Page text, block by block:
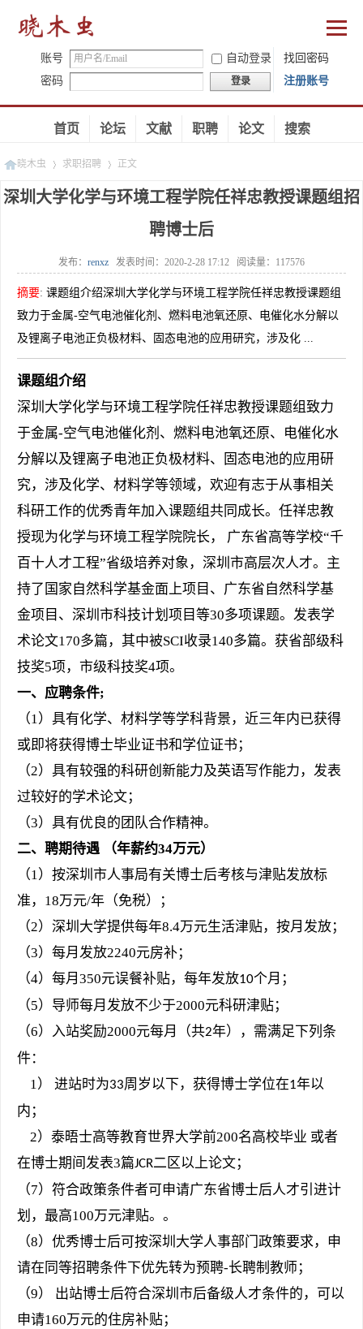
账号 自动登录
找回密码
密码
登录 注册账号
首页 论坛 文献 职聘 论文 搜索
晓木虫 求职招聘 正文
深圳大学化学与环境工程学院任祥忠教授课题组招
聘博士后
发布： renxz 发表时间： 2020-2-28 17:12 阅读量： 117576
摘要: 课题组介绍深圳大学化学与环境工程学院任祥忠教授课题组
致力于金属-空气电池催化剂、燃料电池氧还原、电催化水分解以
及锂离子电池正负极材料、固态电池的应用研究，涉及化 ...
课题组介绍
深圳大学化学与环境工程学院任祥忠教授课题组致力
于金属-空气电池催化剂、 燃料电池氧还原、 电催化水
分解以及锂离子电池正负极材料、固态电池的应用研
究，涉及化学、材料学等领域，欢迎有志于从事相关
科研工作的优秀青年加入课题组共同成长。 任祥忠教
授现为化学与环境工程学院院长 ， 广东省高等学校“千
百十人才工程”省级培养对象 ，深圳市高层次人才。 主
持了国家自然科学基金面上项目、广东省自然科学基
金项目、深圳市科技计划项目等30多项课题。发表学
术论文170多篇，其中被SCI收录140多篇。获省部级科
技奖5项，市级科技奖4项。
一、应聘条件;
（1） 具有化学、材料学等学科背景， 近三年内已获得
或即将获得博士毕业证书和学位证书；
（2）具有较强的科研创新能力及英语写作能力，发表
过较好的学术论文；
（3）具有优良的团队合作精神。
二、聘期待遇 （年薪约34万元）
（1）按深圳市人事局有关博士后考核与津贴发放标
准， 18万元/年（免税）；
（2）深圳大学提供每年8.4万元生活津贴，按月发放；
（3）每月发放2240元房补；
（4）每月 350元误餐补贴，每年发放10个月；
（5）导师每月发放不少于2000元科研津贴；
（6）入站奖励2000元每月（共2年），需满足下列条
件：
1） 进站时为33周岁以下，获得博士学位在1年以
内；
2）泰晤士高等教育世界大学前200名高校毕业 或者
在博士期间发表3篇JCR二区 以上论文；
（7） 符合政策条件者可申请广东省博士后人才引进计
划，最高100万元津贴。 。
（8）优秀博士后可按深圳大学人事部门政策要求， 申
请在同等招聘条件下优先转为预聘-长聘制 教师；
（9）
出站博士后符合深圳市后备级人才条件的，可以
申请160万元的住房补贴；